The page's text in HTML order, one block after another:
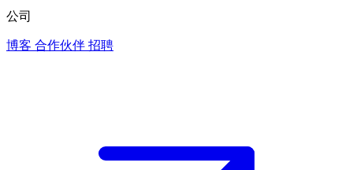
公司
博客 合作伙伴 招聘